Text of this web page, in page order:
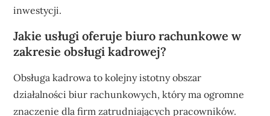
inwestycji.
Jakie usługi oferuje biuro rachunkowe w
zakresie obsługi kadrowej?
Obsługa kadrowa to kolejny istotny obszar
działalności biur rachunkowych, który ma ogromne
znaczenie dla firm zatrudniających pracowników.